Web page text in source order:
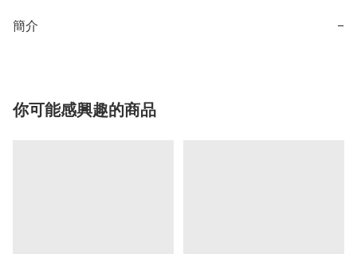
簡介 −
你可能感興趣的商品